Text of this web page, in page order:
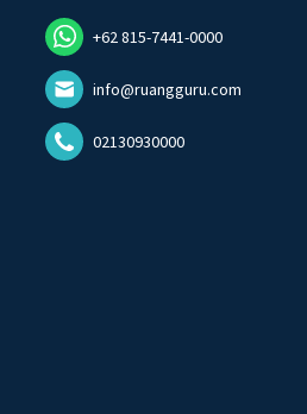
+62 815-7441-0000
info@ruangguru.com
02130930000